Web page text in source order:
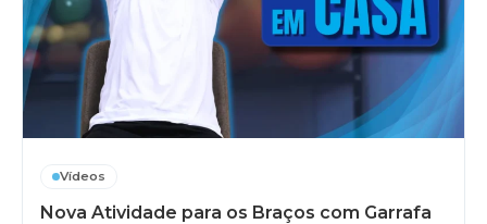
Vídeos
Nova Atividade para os Braços com Garrafa